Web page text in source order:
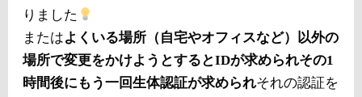
りました
またはよくいる場所（自宅やオフィスなど）以外の
場所で変更をかけようとするとIDが求められその1
時間後にもう一回生体認証が求められそれの認証を